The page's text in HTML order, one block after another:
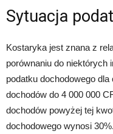
Sytuacja
Kostaryka jest znana z
porównaniu do niektórych
podatku dochodowego
dochodów do 4 000 000
dochodów powyżej tej
dochodowego wynosi 30%.